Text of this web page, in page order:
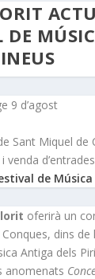
DE
9 d’agost
Sant Miquel de
venda
de
oferirà un
dins
Antiga dels
anomenats